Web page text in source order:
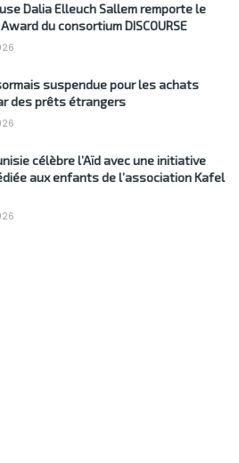
Dalia Elleuch Sallem remporte le
du consortium DISCOURSE
suspendue pour les achats
des prêts étrangers
célèbre l’Aïd avec une initiative
aux enfants de l’association Kafel